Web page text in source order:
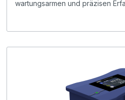
wartungsarmen und präzisen